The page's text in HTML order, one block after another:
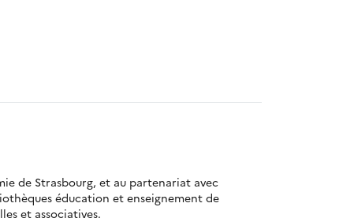
de Strasbourg, et au partenariat avec
éducation et enseignement de
et associatives.